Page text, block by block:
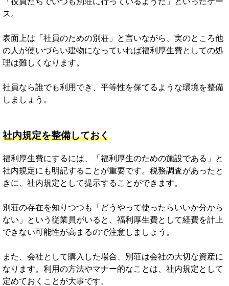
ス。
表面上は「社員のための別荘」と言いながら、実のところ他
の人が使いづらい建物になっていれば福利厚生費としての処
理は難しくなります。
社員なら誰でも利用でき、平等性を保てるような環境を整備
しましょう。
社内規定を整備しておく
福利厚生費にするには、「福利厚生のための施設である」と
社内規定にも明記することが重要です。税務調査があったと
きに、社内規定として提示することができます。
別荘の存在を知りつつも「どうやって使ったらいいか分から
ない」という従業員がいると、福利厚生費として経費を計上
できない可能性が高まるので注意しましょう。
また、会社として購入した場合、別荘は会社の大切な資産に
なります。利用の方法やマナー的なことは、社内規定として
定めておくことが大事です。